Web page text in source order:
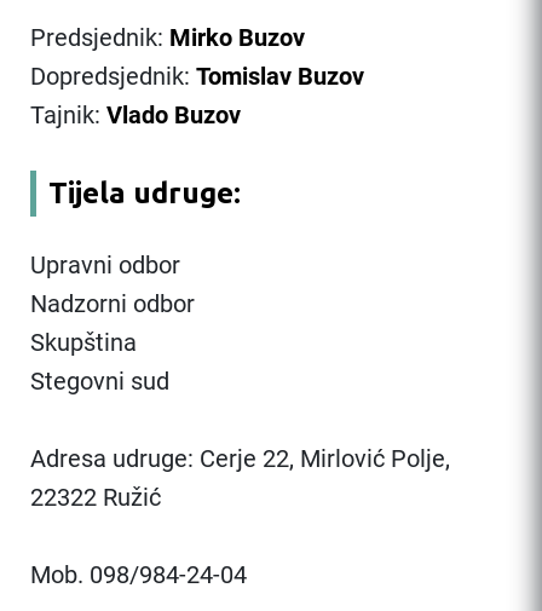
Predsjednik: Mirko Buzov
Dopredsjednik: Tomislav Buzov
Tajnik: Vlado Buzov
Tijela udruge:
Upravni odbor
Nadzorni odbor
Skupština
Stegovni sud
Adresa udruge: Cerje 22, Mirlović Polje,
22322 Ružić
Mob. 098/984-24-04